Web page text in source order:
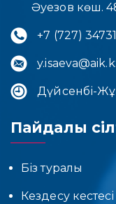
Әуезов көш.
+7 (727)
Дүйсенбі-
Пайдалы
Біз туралы
Кездесу кестесі